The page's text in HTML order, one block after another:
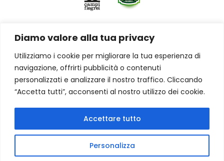
Diamo valore alla tua privacy
Utilizziamo i cookie per migliorare la tua esperienza di
navigazione, offrirti pubblicità o contenuti
personalizzati e analizzare il nostro traffico. Cliccando
“Accetta tutti”, acconsenti al nostro utilizzo dei cookie.
Personalizza
Accettare tutto
CONTATTACI
Via Cosenza 9
80078 Pozzuoli NA (NA)
Uff.+39 081 17617738
www.campiflegreibox.it